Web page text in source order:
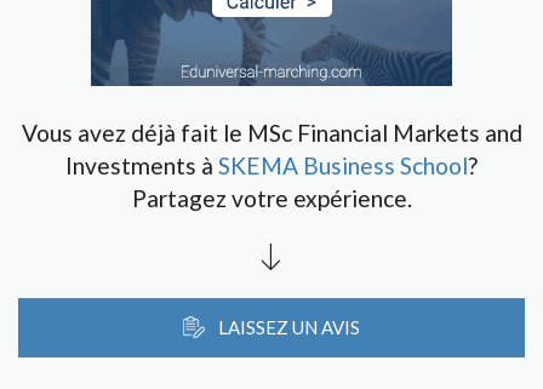
Vous avez déjà fait le MSc Financial Markets and
Investments à SKEMA Business School?
Partagez votre expérience.
LAISSEZ UN AVIS